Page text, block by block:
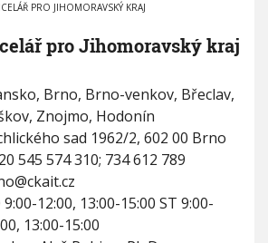
PRO JIHOMORAVSKÝ KRAJ
pro Jihomoravský kraj
Brno, Brno-venkov, Břeclav,
Znojmo, Hodonín
sad 1962/2, 602 00 Brno
545 574 310; 734 612 789
9:00-12:00, 13:00-15:00 ST 9:00-
13:00-15:00